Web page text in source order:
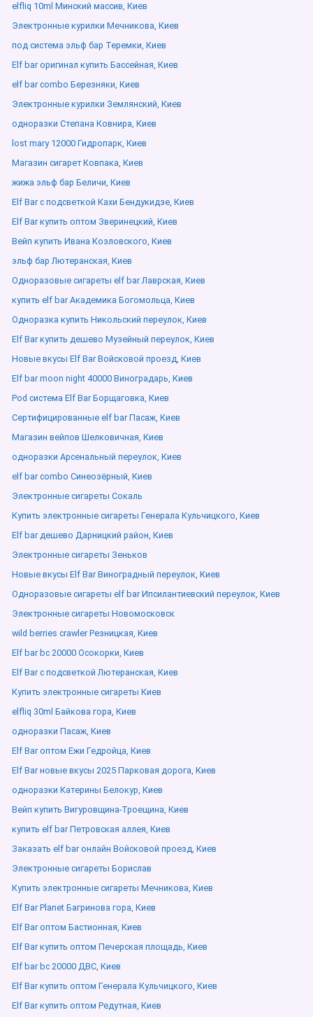
elfliq 10ml Минский массив, Киев
Электронные курилки Мечникова, Киев
под система эльф бар Теремки, Киев
Elf bar оригинал купить Бассейная, Киев
elf bar combo Березняки, Киев
Электронные курилки Землянский, Киев
одноразки Степана Ковнира, Киев
lost mary 12000 Гидропарк, Киев
Магазин сигарет Ковпака, Киев
жижа эльф бар Беличи, Киев
Elf Bar с подсветкой Кахи Бендукидзе, Киев
Elf Bar купить оптом Зверинецкий, Киев
Вейп купить Ивана Козловского, Киев
эльф бар Лютеранская, Киев
Одноразовые сигареты elf bar Лаврская, Киев
купить elf bar Академика Богомольца, Киев
Одноразка купить Никольский переулок, Киев
Elf Bar купить дешево Музейный переулок, Киев
Новые вкусы Elf Bar Войсковой проезд, Киев
Elf bar moon night 40000 Виноградарь, Киев
Pod система Elf Bar Борщаговка, Киев
Сертифицированные elf bar Пасаж, Киев
Магазин вейпов Шелковичная, Киев
одноразки Арсенальный переулок, Киев
elf bar combo Синеозёрный, Киев
Электронные сигареты Сокаль
Купить электронные сигареты Генерала Кульчицкого, Киев
Elf bar дешево Дарницкий район, Киев
Электронные сигареты Зеньков
Новые вкусы Elf Bar Виноградный переулок, Киев
Одноразовые сигареты elf bar Ипсилантиевский переулок, Киев
Электронные сигареты Новомосковск
wild berries crawler Резницкая, Киев
Elf bar bc 20000 Осокорки, Киев
Elf Bar с подсветкой Лютеранская, Киев
Купить электронные сигареты Киев
elfliq 30ml Байкова гора, Киев
одноразки Пасаж, Киев
Elf Bar оптом Ежи Гедройца, Киев
Elf Bar новые вкусы 2025 Парковая дорога, Киев
одноразки Катерины Белокур, Киев
Вейп купить Вигуровщина-Троещина, Киев
купить elf bar Петровская аллея, Киев
Заказать elf bar онлайн Войсковой проезд, Киев
Электронные сигареты Борислав
Купить электронные сигареты Мечникова, Киев
Elf Bar Planet Багринова гора, Киев
Elf Bar оптом Бастионная, Киев
Elf Bar купить оптом Печерская площадь, Киев
Elf bar bc 20000 ДВС, Киев
Elf Bar купить оптом Генерала Кульчицкого, Киев
Elf Bar купить оптом Редутная, Киев